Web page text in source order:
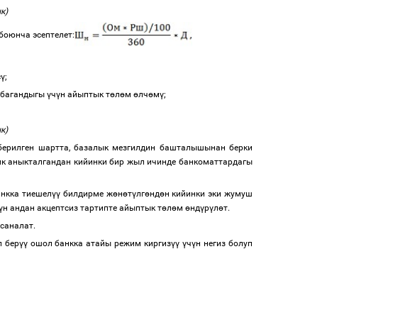
эсептелет:
ү;
үчүн айыптык төлөм өлчөмү;
шартта, базалык мезгилдин башталышынан берки
аныкталгандан кийинки бир жыл ичинде банкоматтардагы
тиешелүү билдирме жөнөтүлгөндөн кийинки эки жумуш
н андан акцептсиз тартипте айыптык төлөм өндүрүлөт.
берүүошол банкка атайы режим киргизүү үчүн негиз болуп